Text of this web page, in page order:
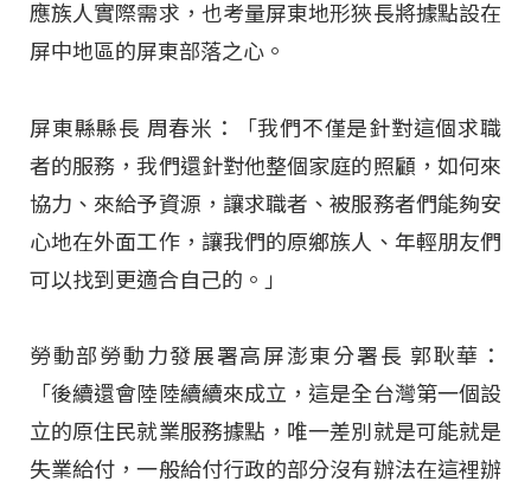
應族人實際需求，也考量屏東地形狹長將據點設在
屏中地區的屏東部落之心。
屏東縣縣長 周春米：「我們不僅是針對這個求職
者的服務，我們還針對他整個家庭的照顧，如何來
協力、來給予資源，讓求職者、被服務者們能夠安
心地在外面工作，讓我們的原鄉族人、年輕朋友們
可以找到更適合自己的。」
勞動部勞動力發展署高屏澎東分署長 郭耿華：
「後續還會陸陸續續來成立，這是全台灣第一個設
立的原住民就業服務據點，唯一差別就是可能就是
失業給付，一般給付行政的部分沒有辦法在這裡辦